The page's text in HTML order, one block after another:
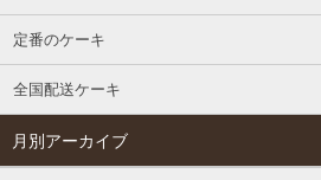
定番のケーキ
全国配送ケーキ
月別アーカイブ